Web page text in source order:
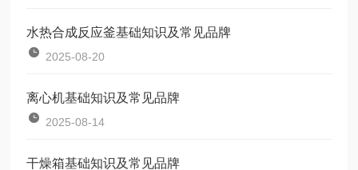
水热合成反应釜基础知识及常见品牌
2025-08-20
离心机基础知识及常见品牌
2025-08-14
干燥箱基础知识及常见品牌